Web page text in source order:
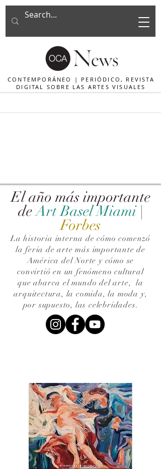
CONTEMPORÁNEO | PERIÓDICO, REVISTA
DIGITAL SOBRE LAS ARTES VISUALES
El año más importante
de Art Basel Miami |
Forbes
La historia interna de cómo comenzó
la feria de arte más importante de
América del Norte y cómo se
convirtió en un fenómeno cultural
que abarca el mundo del arte,la
arquitectura, la comida, la moda y,
por supuesto, las celebridades.